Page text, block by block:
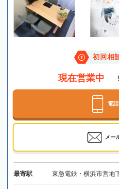
初回相
現在営業中
電
メー
最寄駅 東急電鉄・横浜市営地